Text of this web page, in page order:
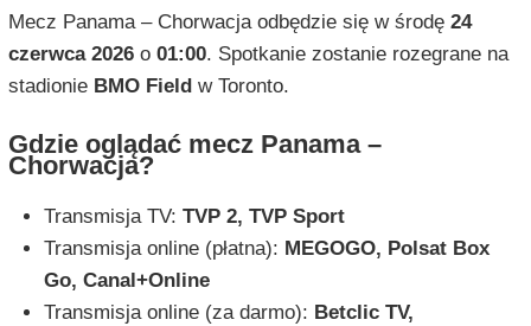
Mecz Panama – Chorwacja odbędzie się w środę 24
czerwca 2026o 01:00. Spotkanie zostanie rozegrane na
stadionie BMO Field w Toronto.
Gdzie oglądać mecz Panama –
Chorwacja?
Transmisja TV: TVP 2, TVP Sport
Transmisja online (płatna): MEGOGO, Polsat Box
Go, Canal+Online
Transmisja online (za darmo): Betclic TV,